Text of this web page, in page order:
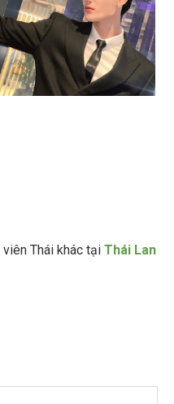
viên Thái khác tại Thái Lan